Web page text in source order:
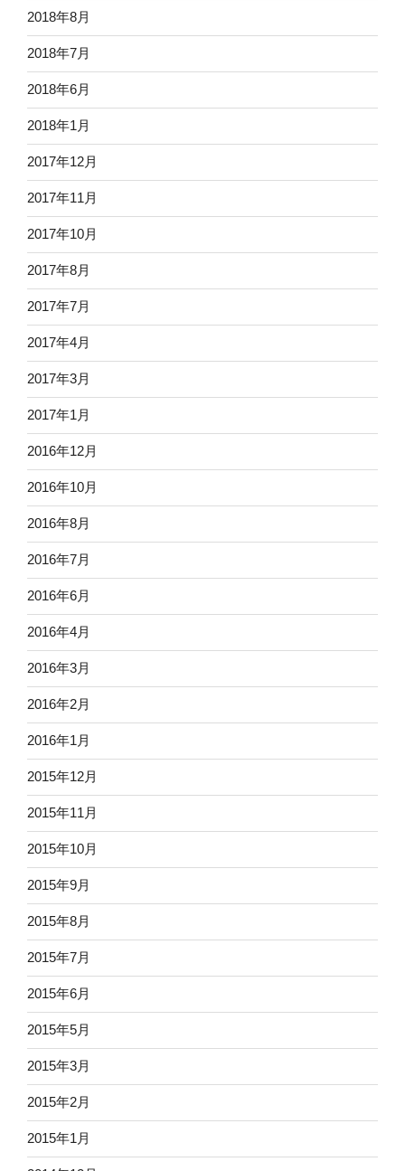
2018年8月
2018年7月
2018年6月
2018年1月
2017年12月
2017年11月
2017年10月
2017年8月
2017年7月
2017年4月
2017年3月
2017年1月
2016年12月
2016年10月
2016年8月
2016年7月
2016年6月
2016年4月
2016年3月
2016年2月
2016年1月
2015年12月
2015年11月
2015年10月
2015年9月
2015年8月
2015年7月
2015年6月
2015年5月
2015年3月
2015年2月
2015年1月